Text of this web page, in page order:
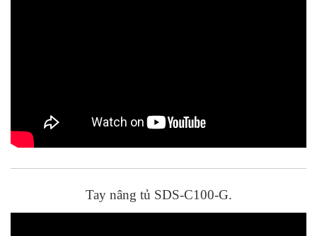
Tay nâng tủ SDS-C100-G.